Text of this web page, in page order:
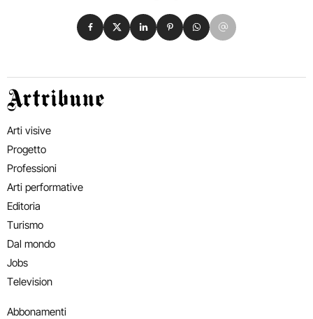
Condividi su Facebook
Condividi su X
Condividi su LinkedIn
Condividi su Pinterest
Condividi su WhatsApp
Condividi su Email
Artribune
Arti visive
Progetto
Professioni
Arti performative
Editoria
Turismo
Dal mondo
Jobs
Television
Abbonamenti